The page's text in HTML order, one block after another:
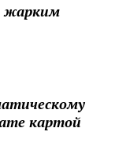
картой